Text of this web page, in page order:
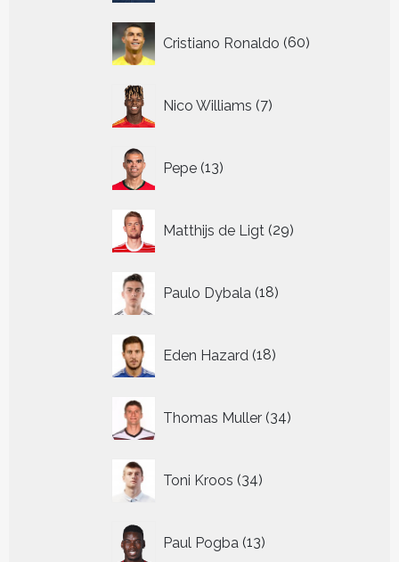
Cristiano Ronaldo 60
producten
Nico Williams 7
producten
Pepe 13
producten
Matthijs de Ligt 29
producten
Paulo Dybala 18
producten
Eden Hazard 18
producten
Thomas Muller 34
producten
Toni Kroos 34
producten
Paul Pogba 13
producten